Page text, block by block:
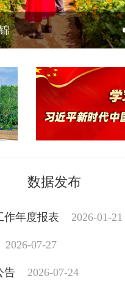
数据发布
作年度报表 2026-01-21
2026-07-27
告 2026-07-24